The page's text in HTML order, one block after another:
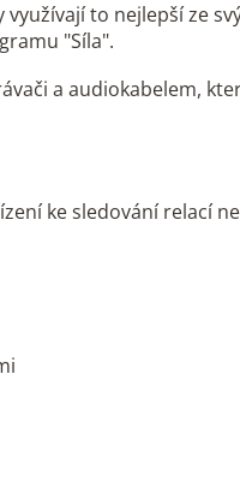
to nejlepší ze
"Síla".
a audiokabelem,
ke sledování relací